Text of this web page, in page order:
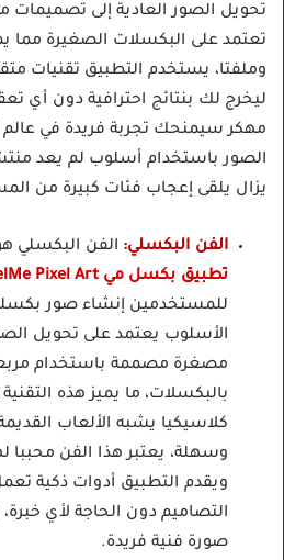
تحويل الصور العادية إلى تصميمات
تعتمد على البكسلات الصغيرة مما
وملفتا، يستخدم التطبيق تقنيات
مهكر سيمنحك تجربة فريدة في عالم
الصور باستخدام أسلوب لم يعد
يزال يلقى إعجاب فئات كبيرة من
الفن البكسلي: الفن البكسلي
تطبيق بكسل مي PixelMe Pixel Art مهكر
للمستخدمين إنشاء صور
الأسلوب يعتمد على تحويل
مصغرة مصممة باستخدام
بالبكسلات، ما يميز هذه
كلاسيكيا يشبه الألعاب
وسهلة، يعتبر هذا الفن محببا
التصاميم دون الحاجة لأي
صورة فنية فريدة.